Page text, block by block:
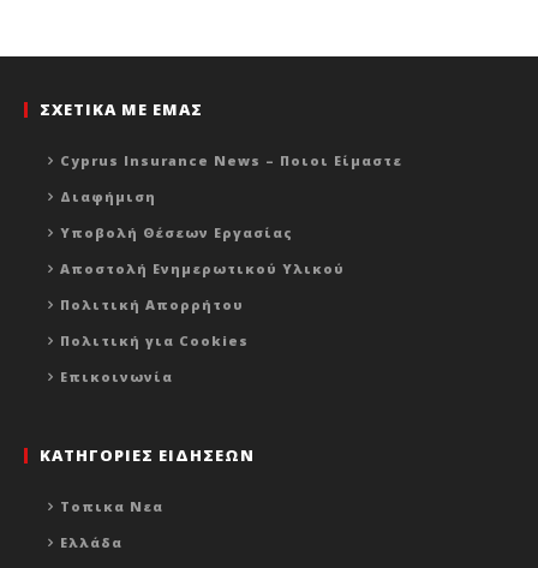
ΣΧΕΤΙΚΑ ΜΕ ΕΜΑΣ
Cyprus Insurance News – Ποιοι Είμαστε
Διαφήμιση
Υποβολή Θέσεων Εργασίας
Αποστολή Ενημερωτικού Υλικού
Πολιτική Απορρήτου
Πολιτική για Cookies
Επικοινωνία
ΚΑΤΗΓΟΡΙΕΣ ΕΙΔΗΣΕΩΝ
Τοπικα Νεα
Ελλάδα